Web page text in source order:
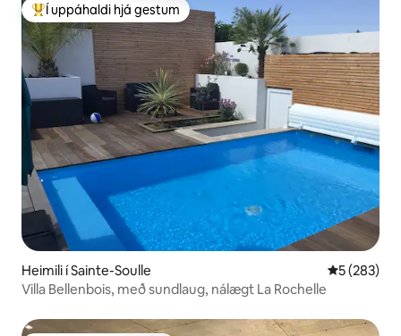
Í mestu uppáhaldi hjá gestum
Í uppáhaldi hjá gestum
Heimili í Sainte-Soulle 5 af 5 í
5 (283)
Villa Bellenbois, með sundlaug, nálægt La Rochelle